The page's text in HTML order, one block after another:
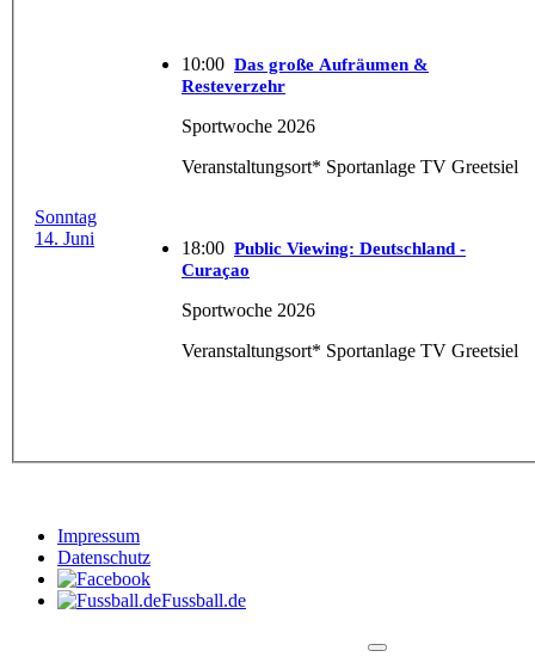
Sonntag
14. Juni
10:00 Das große Aufräumen &
Resteverzehr
Sportwoche 2026
Veranstaltungsort* Sportanlage TV Greetsiel
18:00 Public Viewing: Deutschland -
Curaçao
Sportwoche 2026
Veranstaltungsort* Sportanlage TV Greetsiel
Impressum
Datenschutz
Fussball.de